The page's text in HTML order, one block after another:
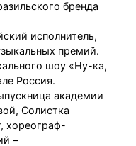
бренда
исполнитель,
премий.
шоу «Ну-ка,
Россия.
академии
Солистка
хореограф-
–